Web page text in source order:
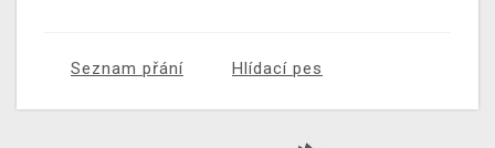
Seznam přání Hlídací pes